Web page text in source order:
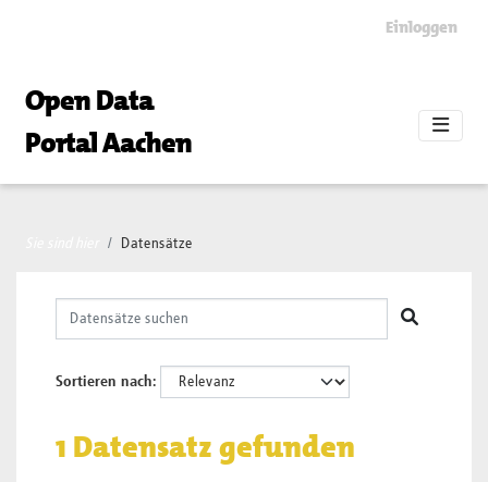
Einloggen
Open Data
Portal Aachen
Datensätze
Sortieren nach
1 Datensatz gefunden